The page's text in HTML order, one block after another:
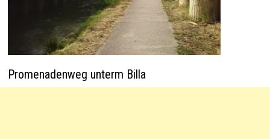
Promenadenweg unterm Billa